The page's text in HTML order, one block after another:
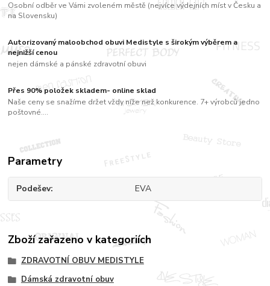
Osobní odběr ve Vámi zvoleném městě (nejvíce výdejních míst v Česku a
na Slovensku)
Autorizovaný maloobchod obuvi Medistyle s širokým výběrem a
nejnižší cenou
nejen dámské a pánské zdravotní obuvi
Přes 90% položek skladem- online sklad
Naše ceny se snažíme držet vždy níže než konkurence. 7+ výrobců jedno
poštovné....
Parametry
Podešev EVA
Zboží zařazeno v kategoriích
ZDRAVOTNÍ OBUV MEDISTYLE
Dámská zdravotní obuv